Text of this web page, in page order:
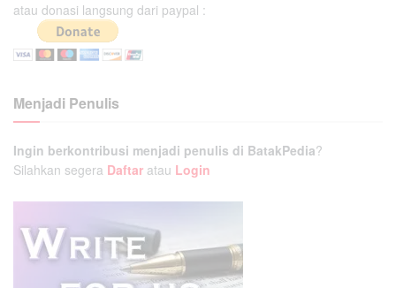
atau donasi langsung dari paypal :
Menjadi Penulis
Ingin berkontribusi menjadi penulis di BatakPedia?
Silahkan segera Daftar atau Login